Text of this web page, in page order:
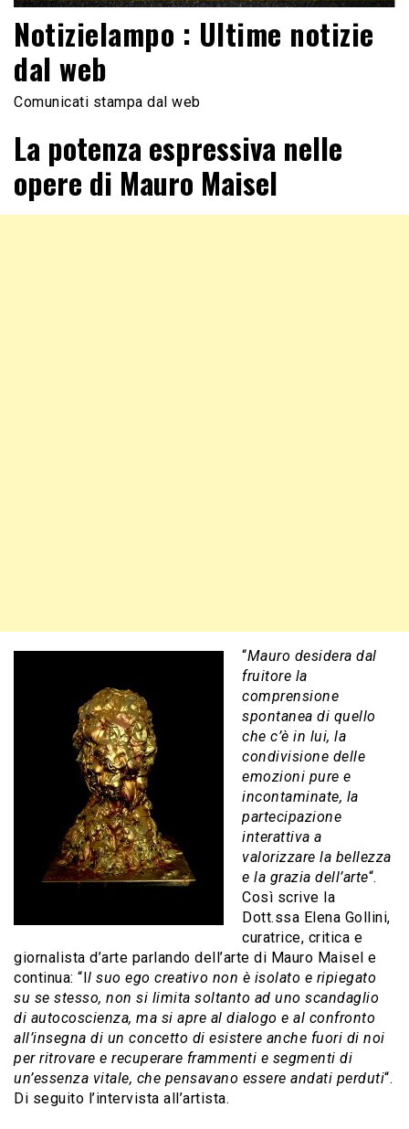
Notizielampo : Ultime notizie
dal web
Comunicati stampa dal web
La potenza espressiva nelle
opere di Mauro Maisel
“Mauro desidera dal
fruitore la
comprensione
spontanea di quello
che c’è in lui, la
condivisione delle
emozioni pure e
incontaminate, la
partecipazione
interattiva a
valorizzare la bellezza
e la grazia dell’arte“.
Così scrive la
Dott.ssa Elena Gollini,
curatrice, critica e
giornalista d’arte parlando dell’arte di Mauro Maisel e
continua: “Il suo ego creativo non è isolato e ripiegato
su se stesso, non si limita soltanto ad uno scandaglio
di autocoscienza, ma si apre al dialogo e al confronto
all’insegna di un concetto di esistere anche fuori di noi
per ritrovare e recuperare frammenti e segmenti di
un’essenza vitale, che pensavano essere andati perduti“.
Di seguito l’intervista all’artista.